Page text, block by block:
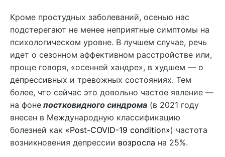
Кроме простудных заболеваний, осенью нас
подстерегают не менее неприятные симптомы на
психологическом уровне. В лучшем случае, речь
идет о сезонном аффективном расстройстве или,
проще говоря, «осенней хандре», в худшем — о
депрессивных и тревожных состояниях. Тем
более, что сейчас это довольно частое явление —
на фоне постковидного синдрома (в 2021 году
внесен в Международную классификацию
болезней как «Post-COVID-19 condition») частота
возникновения депрессии возросла на 25%.